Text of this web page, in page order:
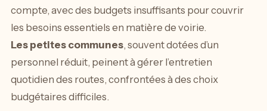
compte, avec des budgets insuffisants pour couvrir
les besoins essentiels en matière de voirie.
Les petites communes, souvent dotées d’un
personnel réduit, peinent à gérer l’entretien
quotidien des routes, confrontées à des choix
budgétaires difficiles.